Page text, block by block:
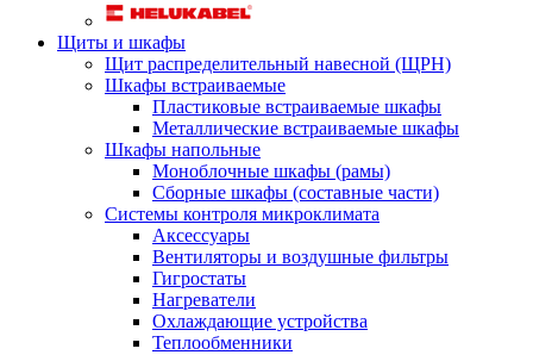
Щиты и шкафы
Щит распределительный навесной (ЩРН)
Шкафы встраиваемые
Пластиковые встраиваемые шкафы
Металлические встраиваемые шкафы
Шкафы напольные
Моноблочные шкафы (рамы)
Сборные шкафы (составные части)
Системы контроля микроклимата
Аксессуары
Вентиляторы и воздушные фильтры
Гигростаты
Нагреватели
Охлаждающие устройства
Теплообменники